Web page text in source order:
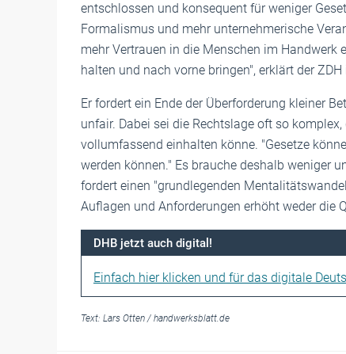
entschlossen und konsequent für weniger
Formalismus und mehr unternehmerische
mehr Vertrauen in die Menschen im Handwerk
halten und nach vorne bringen", erklärt der
Er fordert ein Ende der Überforderung kleiner
unfair. Dabei sei die Rechtslage oft so
vollumfassend einhalten könne. "Gesetze
werden können." Es brauche deshalb weniger
fordert einen "grundlegenden
Auflagen und Anforderungen erhöht weder die
DHB jetzt auch digital!
Einfach hier klicken und für das digitale
Text: Lars Otten / handwerksblatt.de